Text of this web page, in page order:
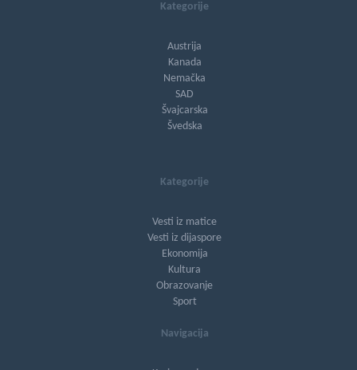
Kategorije
Austrija
Kanada
Nemačka
SAD
Švajcarska
Švedska
Kategorije
Vesti iz matice
Vesti iz dijaspore
Ekonomija
Kultura
Obrazovanje
Sport
Navigacija